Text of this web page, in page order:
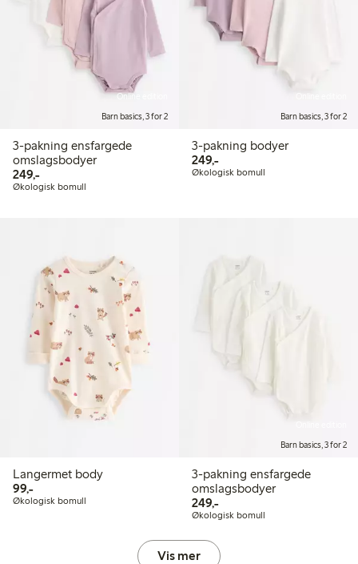
Online edition
Barn basics, 3 for 2
3-pakning ensfargede
omslagsbodyer
249,-249,00 kr
Økologisk bomull
Barn basics, 3 for 2
3-pakning bodyer
249,-249,00 kr
Økologisk bomull
Langermet body
99,-99,00 kr
Økologisk bomull
Barn basics, 3 for 2
3-pakning ensfargede
omslagsbodyer
249,-249,00 kr
Økologisk bomull
Vis mer